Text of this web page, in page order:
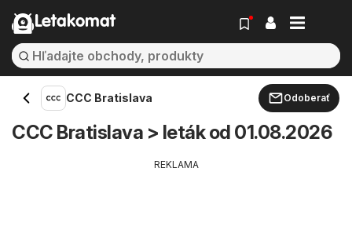
Letakomat
CCC Bratislava Odoberať
CCC Bratislava > leták od 01.08.2026
REKLAMA